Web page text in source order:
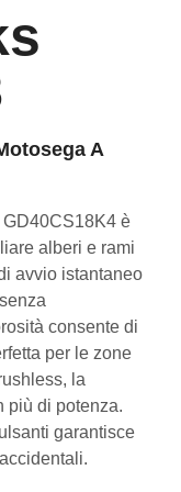
A
GD40CS18K4 è
alberi e rami
avvio istantaneo
consente di
per le zone
la
più di potenza.
garantisce